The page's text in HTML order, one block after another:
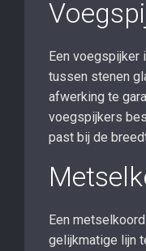
Een voegspijker
tussen stenen
afwerking te
voegspijkers
past bij de
Een
gelijkmatige lijn